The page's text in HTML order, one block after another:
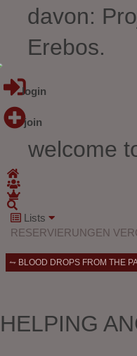
davon:
Erebos.
login
join
welcome
Lists
RESERVIERUNGEN
⥊ BLOOD DROPS FROM THE
HELPING